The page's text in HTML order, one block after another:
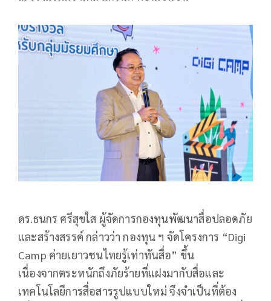
ดร.ธนกร ศรีสุขใส ผู้จัดการกองทุนพัฒนาสื่อปลอดภัย
และสร้างสรรค์ กล่าวว่า กองทุน ฯ จัดโครงการ “Digi
Camp ค่ายเยาวชนไทยรู้เท่าทันสื่อ” ขึ้น
เนื่องจากตระหนักถึงภัยร้ายที่แฝงมากับสื่อและ
เทคโนโลยีการสื่อสารรูปแบบใหม่ จึงจำเป็นที่ต้อง